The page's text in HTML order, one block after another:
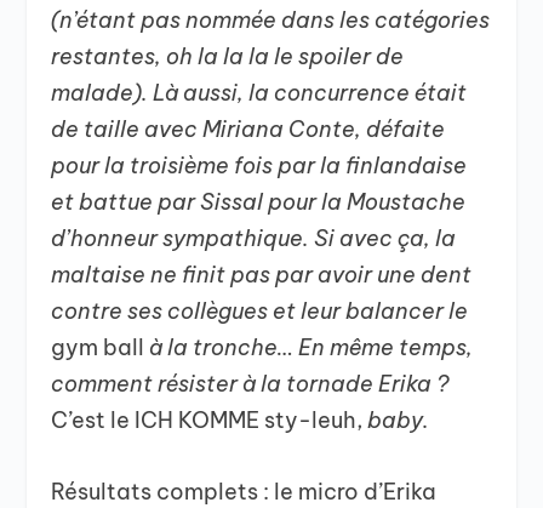
(n’étant pas nommée dans les catégories
restantes, oh la la la le spoiler de
malade). Là aussi, la concurrence était
de taille avec Miriana Conte, défaite
pour la troisième fois par la finlandaise
et battue par Sissal pour la Moustache
d’honneur sympathique. Si avec ça, la
maltaise ne finit pas par avoir une dent
contre ses collègues et leur balancer le
gym ball à la tronche… En même temps,
comment résister à la tornade Erika ?
C’est le ICH KOMME sty-leuh,baby.
Résultats complets : le micro d’Erika